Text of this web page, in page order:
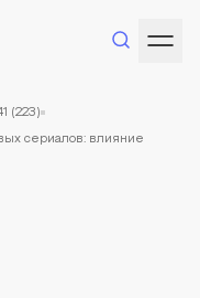
(223)
сериалов: влияние